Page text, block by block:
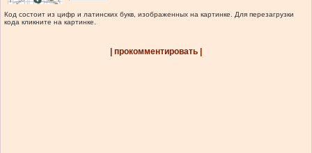
Код состоит из цифр и латинских букв, изображенных на картинке. Для перезагрузки
кода кликните на картинке.
| прокомментировать |